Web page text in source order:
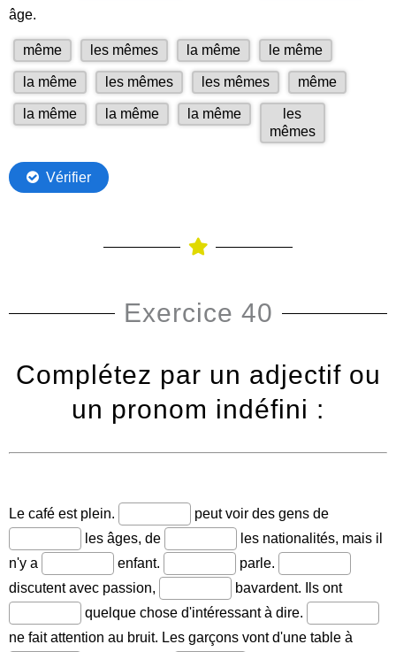
Exercice 40
Complétez par un adjectif ou
un pronom indéfini :